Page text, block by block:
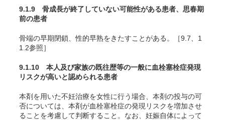
9.1.9 骨成長が終了していない可能性がある患者、思春期
前の患者
骨端の早期閉鎖、性的早熟をきたすことがある。［9.7、1
1.2参照］
9.1.10 本人及び家族の既往歴等の一般に血栓塞栓症発現
リスクが高いと認められる患者
本剤を用いた不妊治療を女性に行う場合、本剤の投与の可
否については、本剤が血栓塞栓症の発現リスクを増加させ
ることを考慮して判断すること。なお、妊娠自体によって